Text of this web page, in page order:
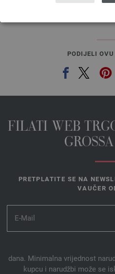
PODIJELI
FILATI WEB
PRETPLATITE SE NA
VAUČER
dana. Minimalna vrijednost
kupcu i narudžbi može se